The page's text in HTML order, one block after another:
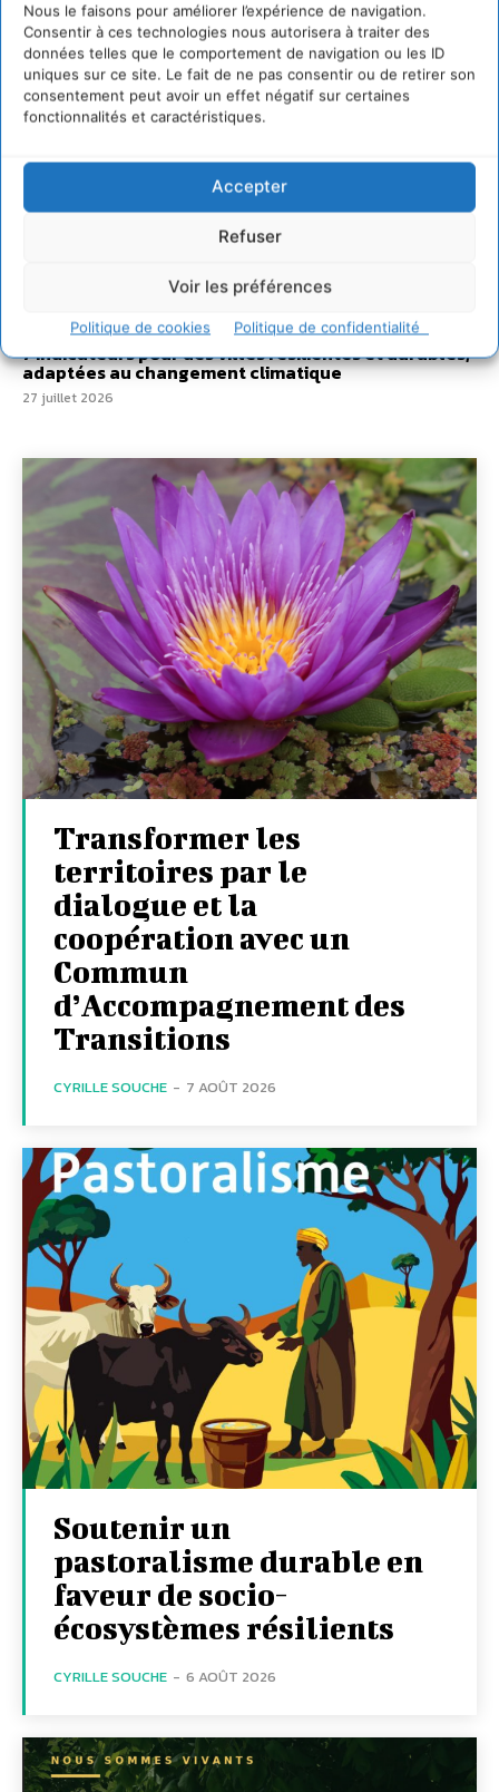
Nous le faisons pour améliorer l’expérience de navigation.
Consentir à ces technologies nous autorisera à traiter des
données telles que le comportement de navigation ou les ID
uniques sur ce site. Le fait de ne pas consentir ou de retirer son
consentement peut avoir un effet négatif sur certaines
fonctionnalités et caractéristiques.
Accepter
Refuser
Voir les préférences
Politique de cookies Politique de confidentialité
Comment le sol français a perdu sa mémoire
hydrique et déréglé tout le territoire (2020-2026)
2 août 2026
Développer notre attention aux espèces vivantes
30 juillet 2026
Un kit citoyen pour lever les freins au
développement des forêts comestibles dans nos
L’éco-anxiété informe et l’éco-lucidité transforme
28 juillet 2026
7 indicateurs pour des villes résilientes et durables,
adaptées au changement climatique
27 juillet 2026
Transformer les
territoires par le
dialogue et la
coopération avec un
Commun
d’Accompagnement des
Transitions
CYRILLE SOUCHE - 7 AOÛT 2026
Soutenir un
pastoralisme durable en
faveur de socio-
écosystèmes résilients
CYRILLE SOUCHE - 6 AOÛT 2026